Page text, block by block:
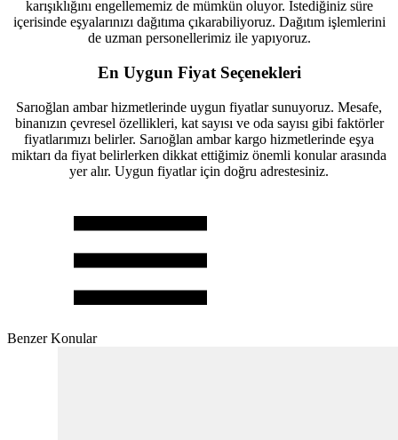
karışıklığını engellememiz de mümkün oluyor. İstediğiniz süre
içerisinde eşyalarınızı dağıtıma çıkarabiliyoruz. Dağıtım işlemlerini
de uzman personellerimiz ile yapıyoruz.
En Uygun Fiyat Seçenekleri
Sarıoğlan ambar hizmetlerinde uygun fiyatlar sunuyoruz. Mesafe,
binanızın çevresel özellikleri, kat sayısı ve oda sayısı gibi faktörler
fiyatlarımızı belirler. Sarıoğlan ambar kargo hizmetlerinde eşya
miktarı da fiyat belirlerken dikkat ettiğimiz önemli konular arasında
yer alır. Uygun fiyatlar için doğru adrestesiniz.
Benzer Konular